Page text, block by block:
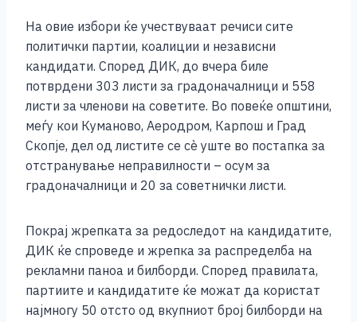
На овие избори ќе учествуваат речиси сите
политички партии, коалиции и независни
кандидати. Според ДИК, до вчера биле
потврдени 303 листи за градоначалници и 558
листи за членови на советите. Во повеќе општини,
меѓу кои Куманово, Аеродром, Карпош и Град
Скопје, дел од листите се сè уште во постапка за
отстранување неправилности – осум за
градоначалници и 20 за советнички листи.
Покрај жрепката за редоследот на кандидатите,
ДИК ќе спроведе и жрепка за распределба на
рекламни паноа и билборди. Според правилата,
партиите и кандидатите ќе можат да користат
најмногу 50 отсто од вкупниот број билборди на